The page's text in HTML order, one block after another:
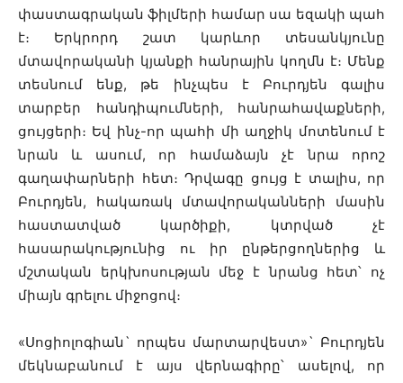
փաստագրական ֆիլմերի համար սա եզակի պահ
է։ Երկրորդ շատ կարևոր տեսանկյունը
մտավորականի կյանքի հանրային կողմն է։ Մենք
տեսնում ենք, թե ինչպես է Բուրդյեն գալիս
տարբեր հանդիպումների, հանրահավաքների,
ցույցերի։ Եվ ինչ-որ պահի մի աղջիկ մոտենում է
նրան և ասում, որ համաձայն չէ նրա որոշ
գաղափարների հետ։ Դրվագը ցույց է տալիս, որ
Բուրդյեն, հակառակ մտավորականների մասին
հաստատված կարծիքի, կտրված չէ
հասարակությունից ու իր ընթերցողներից և
մշտական ​​երկխոսության մեջ է նրանց հետ՝ ոչ
միայն գրելու միջոցով։
«Սոցիոլոգիան` որպես մարտարվեստ»` Բուրդյեն
մեկնաբանում է այս վերնագիրը՝ ասելով, որ